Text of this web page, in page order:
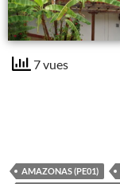
7 vues
AMAZONAS (PE01)